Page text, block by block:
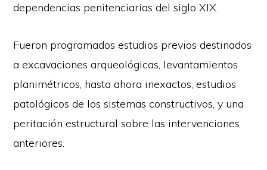
dependencias penitenciarias del siglo XIX.
Fueron programados estudios previos destinados
a excavaciones arqueológicas, levantamientos
planimétricos, hasta ahora inexactos, estudios
patológicos de los sistemas constructivos, y una
peritación estructural sobre las intervenciones
anteriores.